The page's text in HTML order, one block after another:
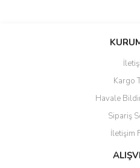
Bu ürüne ilk
Ürün resmi kalitesiz, bozuk
Ürün açıklamasında eksik
Ürün bilgilerinde hatalar
Ürün fiyatı diğer sitelerden daha
Bu ürüne benzer farklı
Kargo
Havale
Sipariş
İletişim